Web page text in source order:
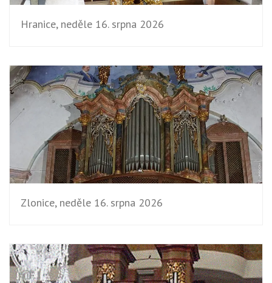
Hranice, neděle 16. srpna 2026
Zlonice, neděle 16. srpna 2026